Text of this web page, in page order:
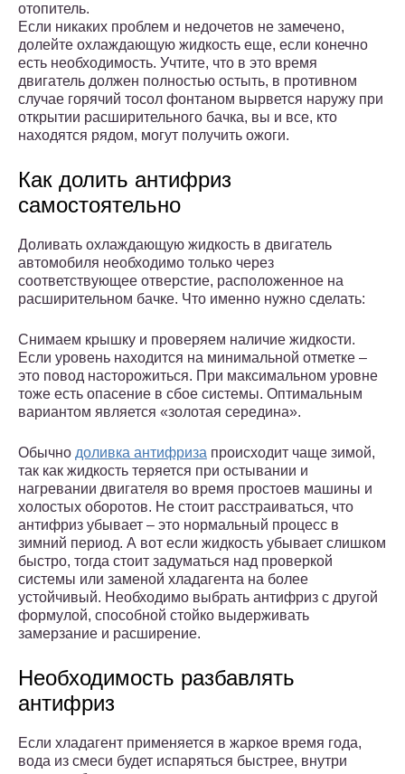
отопитель.
Если никаких проблем и недочетов не замечено,
долейте охлаждающую жидкость еще, если конечно
есть необходимость. Учтите, что в это время
двигатель должен полностью остыть, в противном
случае горячий тосол фонтаном вырвется наружу при
открытии расширительного бачка, вы и все, кто
находятся рядом, могут получить ожоги.
Как долить антифриз
самостоятельно
Доливать охлаждающую жидкость в двигатель
автомобиля необходимо только через
соответствующее отверстие, расположенное на
расширительном бачке. Что именно нужно сделать:
Снимаем крышку и проверяем наличие жидкости.
Если уровень находится на минимальной отметке –
это повод насторожиться. При максимальном уровне
тоже есть опасение в сбое системы. Оптимальным
вариантом является «золотая середина».
Обычно доливка антифриза происходит чаще зимой,
так как жидкость теряется при остывании и
нагревании двигателя во время простоев машины и
холостых оборотов. Не стоит расстраиваться, что
антифриз убывает – это нормальный процесс в
зимний период. А вот если жидкость убывает слишком
быстро, тогда стоит задуматься над проверкой
системы или заменой хладагента на более
устойчивый. Необходимо выбрать антифриз с другой
формулой, способной стойко выдерживать
замерзание и расширение.
Необходимость разбавлять
антифриз
Если хладагент применяется в жаркое время года,
вода из смеси будет испаряться быстрее, внутри